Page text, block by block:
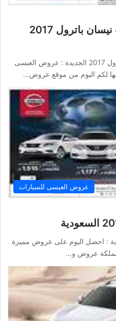
عروض العيسى للسيارات نيسان باترول 2017
عروض العيسى للسيارات نيسان باترول 2017 الجديدة : عروض العيسى
لكم اليوم من موقع عروض…
عروض العيسى للسيارات
العيسى 2017 السعودية : احصل اليوم على عروض مميزة
عروض و…